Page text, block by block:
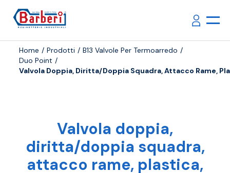
Home Prodotti
B13 Valvole Per Termoarredo
Duo Point
Valvola Doppia, Diritta/doppia Squadra, Attacco Rame,
Valvola doppia,
diritta/doppia squadra,
attacco rame, plastica,